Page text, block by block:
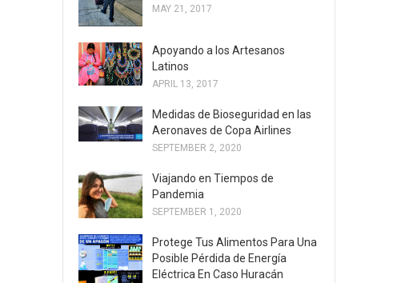
MAY 21, 2017
Apoyando a los Artesanos
Latinos
APRIL 13, 2017
Medidas de Bioseguridad en las
Aeronaves de Copa Airlines
SEPTEMBER 2, 2020
Viajando en Tiempos de
Pandemia
SEPTEMBER 1, 2020
Protege Tus Alimentos Para Una
Posible Pérdida de Energía
Eléctrica En Caso Huracán